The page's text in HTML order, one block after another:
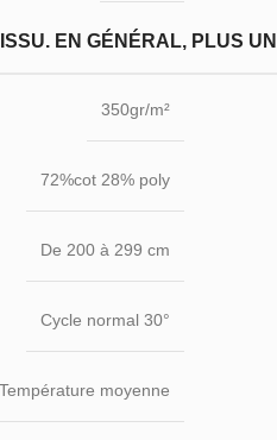
EN GÉNÉRAL, PLUS
350gr/m²
72%cot 28% poly
De 200 à 299 cm
Cycle normal 30°
Température moyenne